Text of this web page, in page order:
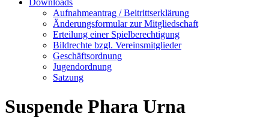
Downloads
Aufnahmeantrag / Beitrittserklärung
Änderungsformular zur Mitgliedschaft
Erteilung einer Spielberechtigung
Bildrechte bzgl. Vereinsmitglieder
Geschäftsordnung
Jugendordnung
Satzung
Suspende Phara Urna